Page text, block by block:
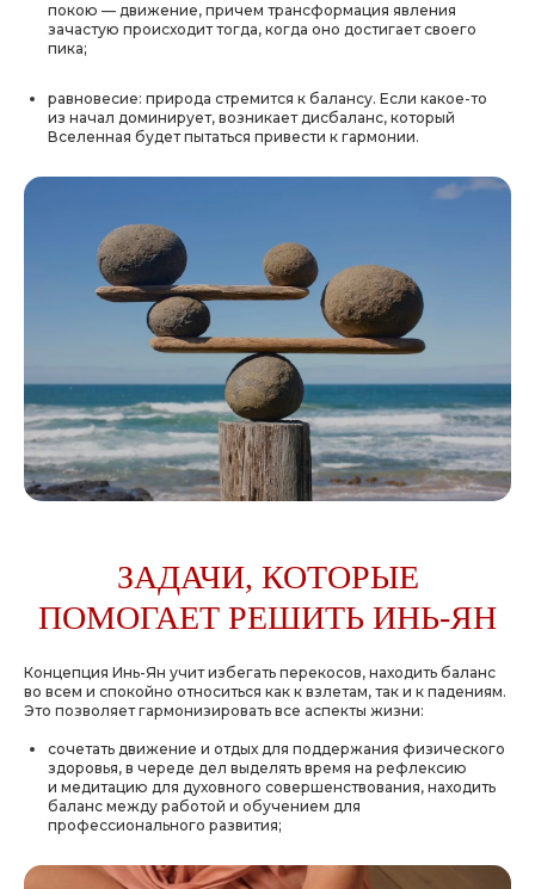
покою — движение, причем трансформация явления
зачастую происходит тогда, когда оно достигает своего
пика;
равновесие: природа стремится к балансу. Если какое-то
из начал доминирует, возникает дисбаланс, который
Вселенная будет пытаться привести к гармонии.
ЗАДАЧИ, КОТОРЫЕ
ПОМОГАЕТ РЕШИТЬ ИНЬ-ЯН
Концепция Инь-Ян учит избегать перекосов, находить баланс
во всем и спокойно относиться как к взлетам, так и к падениям.
Это позволяет гармонизировать все аспекты жизни:
сочетать движение и отдых для поддержания физического
здоровья, в череде дел выделять время на рефлексию
и медитацию для духовного совершенствования, находить
баланс между работой и обучением для
профессионального развития;
ДРУГИЕ СТАТЬИ